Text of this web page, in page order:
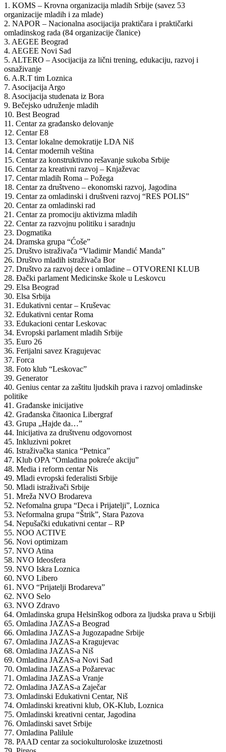
1. KOMS – Krovna organizacija mladih Srbije (savez 53
organizacije mladih i za mlade)
2. NAPOR – Nacionalna asocijacija praktičara i praktičarki
omladinskog rada (84 organizacije članice)
3. AEGEE Beograd
4. AEGEE Novi Sad
5. ALTERO – Asocijacija za lični trening, edukaciju, razvoj i
osnaživanje
6. A.R.T tim Loznica
7. Asocijacija Argo
8. Asocijacija studenata iz Bora
9. Bečejsko udruženje mladih
10. Best Beograd
11. Centar za građansko delovanje
12. Centar E8
13. Centar lokalne demokratije LDA Niš
14. Centar modernih veština
15. Centar za konstruktivno rešavanje sukoba Srbije
16. Centar za kreativni razvoj – Knjaževac
17. Centar mladih Roma – Požega
18. Centar za društveno – ekonomski razvoj, Jagodina
19. Centar za omladinski i društveni razvoj “RES POLIS”
20. Centar za omladinski rad
21. Centar za promociju aktivizma mladih
22. Centar za razvojnu politiku i saradnju
23. Dogmatika
24. Dramska grupa “Ćoše”
25. Društvo istraživača “Vladimir Mandić Manda”
26. Društvo mladih istraživača Bor
27. Društvo za razvoj dece i omladine – OTVORENI KLUB
28. Đački parlament Medicinske škole u Leskovcu
29. Elsa Beograd
30. Elsa Srbija
31. Edukativni centar – Kruševac
32. Edukativni centar Roma
33. Edukacioni centar Leskovac
34. Evropski parlament mladih Srbije
35. Euro 26
36. Ferijalni savez Kragujevac
37. Forca
38. Foto klub “Leskovac”
39. Generator
40. Genius centar za zaštitu ljudskih prava i razvoj omladinske
politike
41. Građanske inicijative
42. Građanska čitaonica Libergraf
43. Grupa „Hajde da…”
44. Inicijativa za društvenu odgovornost
45. Inkluzivni pokret
46. Istraživačka stanica “Petnica”
47. Klub OPA “Omladina pokreće akciju”
48. Media i reform centar Nis
49. Mladi evropski federalisti Srbije
50. Mladi istraživači Srbije
51. Mreža NVO Brodareva
52. Nefomalna grupa “Deca i Prijatelji”, Loznica
53. Neformalna grupa “Štrik”, Stara Pazova
54. Nepušački edukativni centar – RP
55. NOO ACTIVE
56. Novi optimizam
57. NVO Atina
58. NVO Ideosfera
59. NVO Iskra Loznica
60. NVO Libero
61. NVO “Prijatelji Brodareva”
62. NVO Selo
63. NVO Zdravo
64. Omladinska grupa Helsinškog odbora za ljudska prava u Srbiji
65. Omladina JAZAS-a Beograd
66. Omladina JAZAS-a Jugozapadne Srbije
67. Omladina JAZAS-a Kragujevac
68. Omladina JAZAS-a Niš
69. Omladina JAZAS-a Novi Sad
70. Omladina JAZAS-a Požarevac
71. Omladina JAZAS-a Vranje
72. Omladina JAZAS-a Zaječar
73. Omladinski Edukativni Centar, Niš
74. Omladinski kreativni klub, OK-Klub, Loznica
75. Omladinski kreativni centar, Jagodina
76. Omladinski savet Srbije
77. Omladina Palilule
78. PAAD centar za sociokulturoloske izuzetnosti